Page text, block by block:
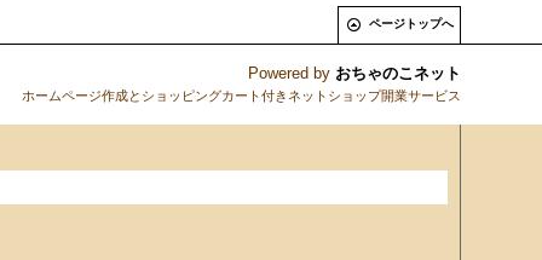
ページトップへ
Powered by おちゃのこネット
ホームページ作成とショッピングカート付きネットショップ開業サービス